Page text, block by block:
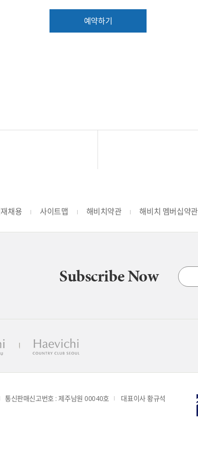
예약하기
채용 사이트맵 해비치약관 해비치 멤버십약관
Subscribe Now
통신판매신고번호 : 제주남원 00040호 대표이사 황규석